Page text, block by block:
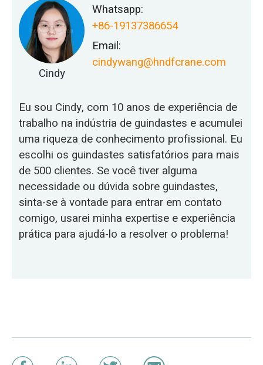
Cindy
Whatsapp:
+86-19137386654
Email:
cindywang@hndfcrane.com
Eu sou Cindy, com 10 anos de experiência de
trabalho na indústria de guindastes e acumulei
uma riqueza de conhecimento profissional. Eu
escolhi os guindastes satisfatórios para mais
de 500 clientes. Se você tiver alguma
necessidade ou dúvida sobre guindastes,
sinta-se à vontade para entrar em contato
comigo, usarei minha expertise e experiência
prática para ajudá-lo a resolver o problema!